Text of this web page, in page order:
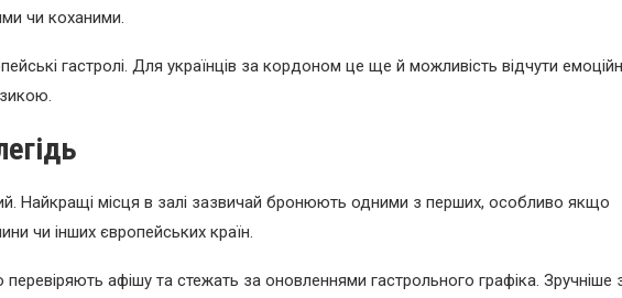
чи коханими.
гастролі. Для українців за кордоном це ще й можливість відчути
Найкращі місця в залі зазвичай бронюють одними з перших, особливо якщо
чи інших європейських країн.
афішу та стежать за оновленнями гастрольного графіка. Зручніше